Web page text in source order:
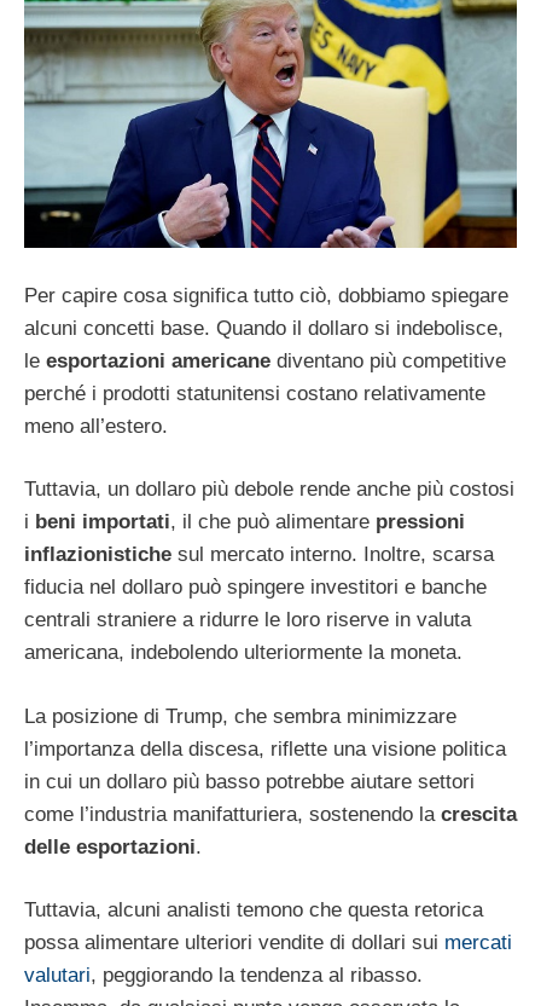
Per capire cosa significa tutto ciò, dobbiamo spiegare
alcuni concetti base. Quando il dollaro si indebolisce,
le esportazioni americane diventano più competitive
perché i prodotti statunitensi costano relativamente
meno all’estero.
Tuttavia, un dollaro più debole rende anche più costosi
i beni importati, il che può alimentare pressioni
inflazionistiche sul mercato interno. Inoltre, scarsa
fiducia nel dollaro può spingere investitori e banche
centrali straniere a ridurre le loro riserve in valuta
americana, indebolendo ulteriormente la moneta.
La posizione di Trump, che sembra minimizzare
l’importanza della discesa, riflette una visione politica
in cui un dollaro più basso potrebbe aiutare settori
come l’industria manifatturiera, sostenendo la crescita
delle esportazioni.
Tuttavia, alcuni analisti temono che questa retorica
possa alimentare ulteriori vendite di dollari sui mercati
valutari, peggiorando la tendenza al ribasso.